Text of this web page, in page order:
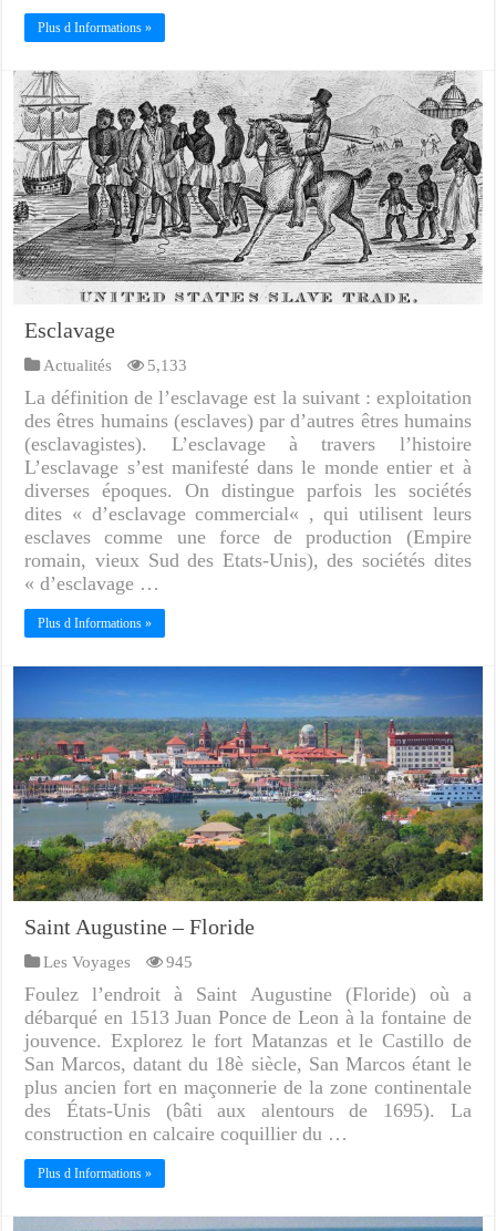
Plus d Informations »
Esclavage
Actualités 5,133
La définition de l’esclavage est la suivant : exploitation
des êtres humains (esclaves) par d’autres êtres humains
(esclavagistes). L’esclavage à travers l’histoire
L’esclavage s’est manifesté dans le monde entier et à
diverses époques. On distingue parfois les sociétés
dites « d’esclavage commercial« , qui utilisent leurs
esclaves comme une force de production (Empire
romain, vieux Sud des Etats-Unis), des sociétés dites
« d’esclavage …
Plus d Informations »
Saint Augustine – Floride
Les Voyages 945
Foulez l’endroit à Saint Augustine (Floride) où a
débarqué en 1513 Juan Ponce de Leon à la fontaine de
jouvence. Explorez le fort Matanzas et le Castillo de
San Marcos, datant du 18è siècle, San Marcos étant le
plus ancien fort en maçonnerie de la zone continentale
des États-Unis (bâti aux alentours de 1695). La
construction en calcaire coquillier du …
Plus d Informations »